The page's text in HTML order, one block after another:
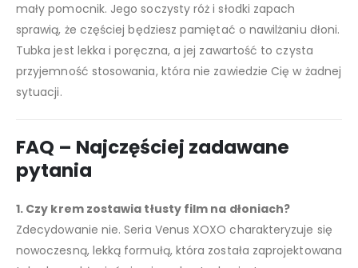
mały pomocnik. Jego soczysty róż i słodki zapach
sprawią, że częściej będziesz pamiętać o nawilżaniu dłoni.
Tubka jest lekka i poręczna, a jej zawartość to czysta
przyjemność stosowania, która nie zawiedzie Cię w żadnej
sytuacji.
FAQ – Najczęściej zadawane
pytania
1. Czy krem zostawia tłusty film na dłoniach?
Zdecydowanie nie. Seria Venus XOXO charakteryzuje się
nowoczesną, lekką formułą, która została zaprojektowana